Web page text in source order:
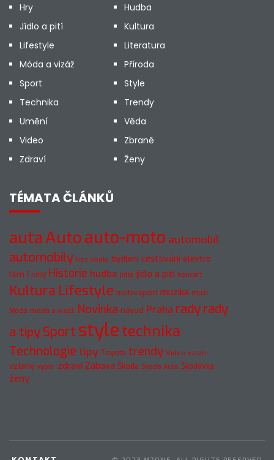
Hry
Hudba
Jídlo a pití
Kultura
Lifestyle
Literatura
Móda a vizáž
Příroda
Sport
Style
Technika
Trendy
Umění
Věda
Video
Zbraně
Zdraví
Ženy
TÉMATA ČLÁNKŮ
autaAutoauto-moto automobil
automobily bez obalu bydlení cestování elektro
film Filmy Historie hudba jídlo jídlo a pití koncert
Kultura Lifestyle motorsport muzika muži
Móda móda a vizáž Novinka návod Praha radyrady
a tipySport styletechnika
Technologie tipy Toyota trendy Video vztah
vztahy výběr zdraví Zábava Škoda Škoda Auto Škodovka
ženy